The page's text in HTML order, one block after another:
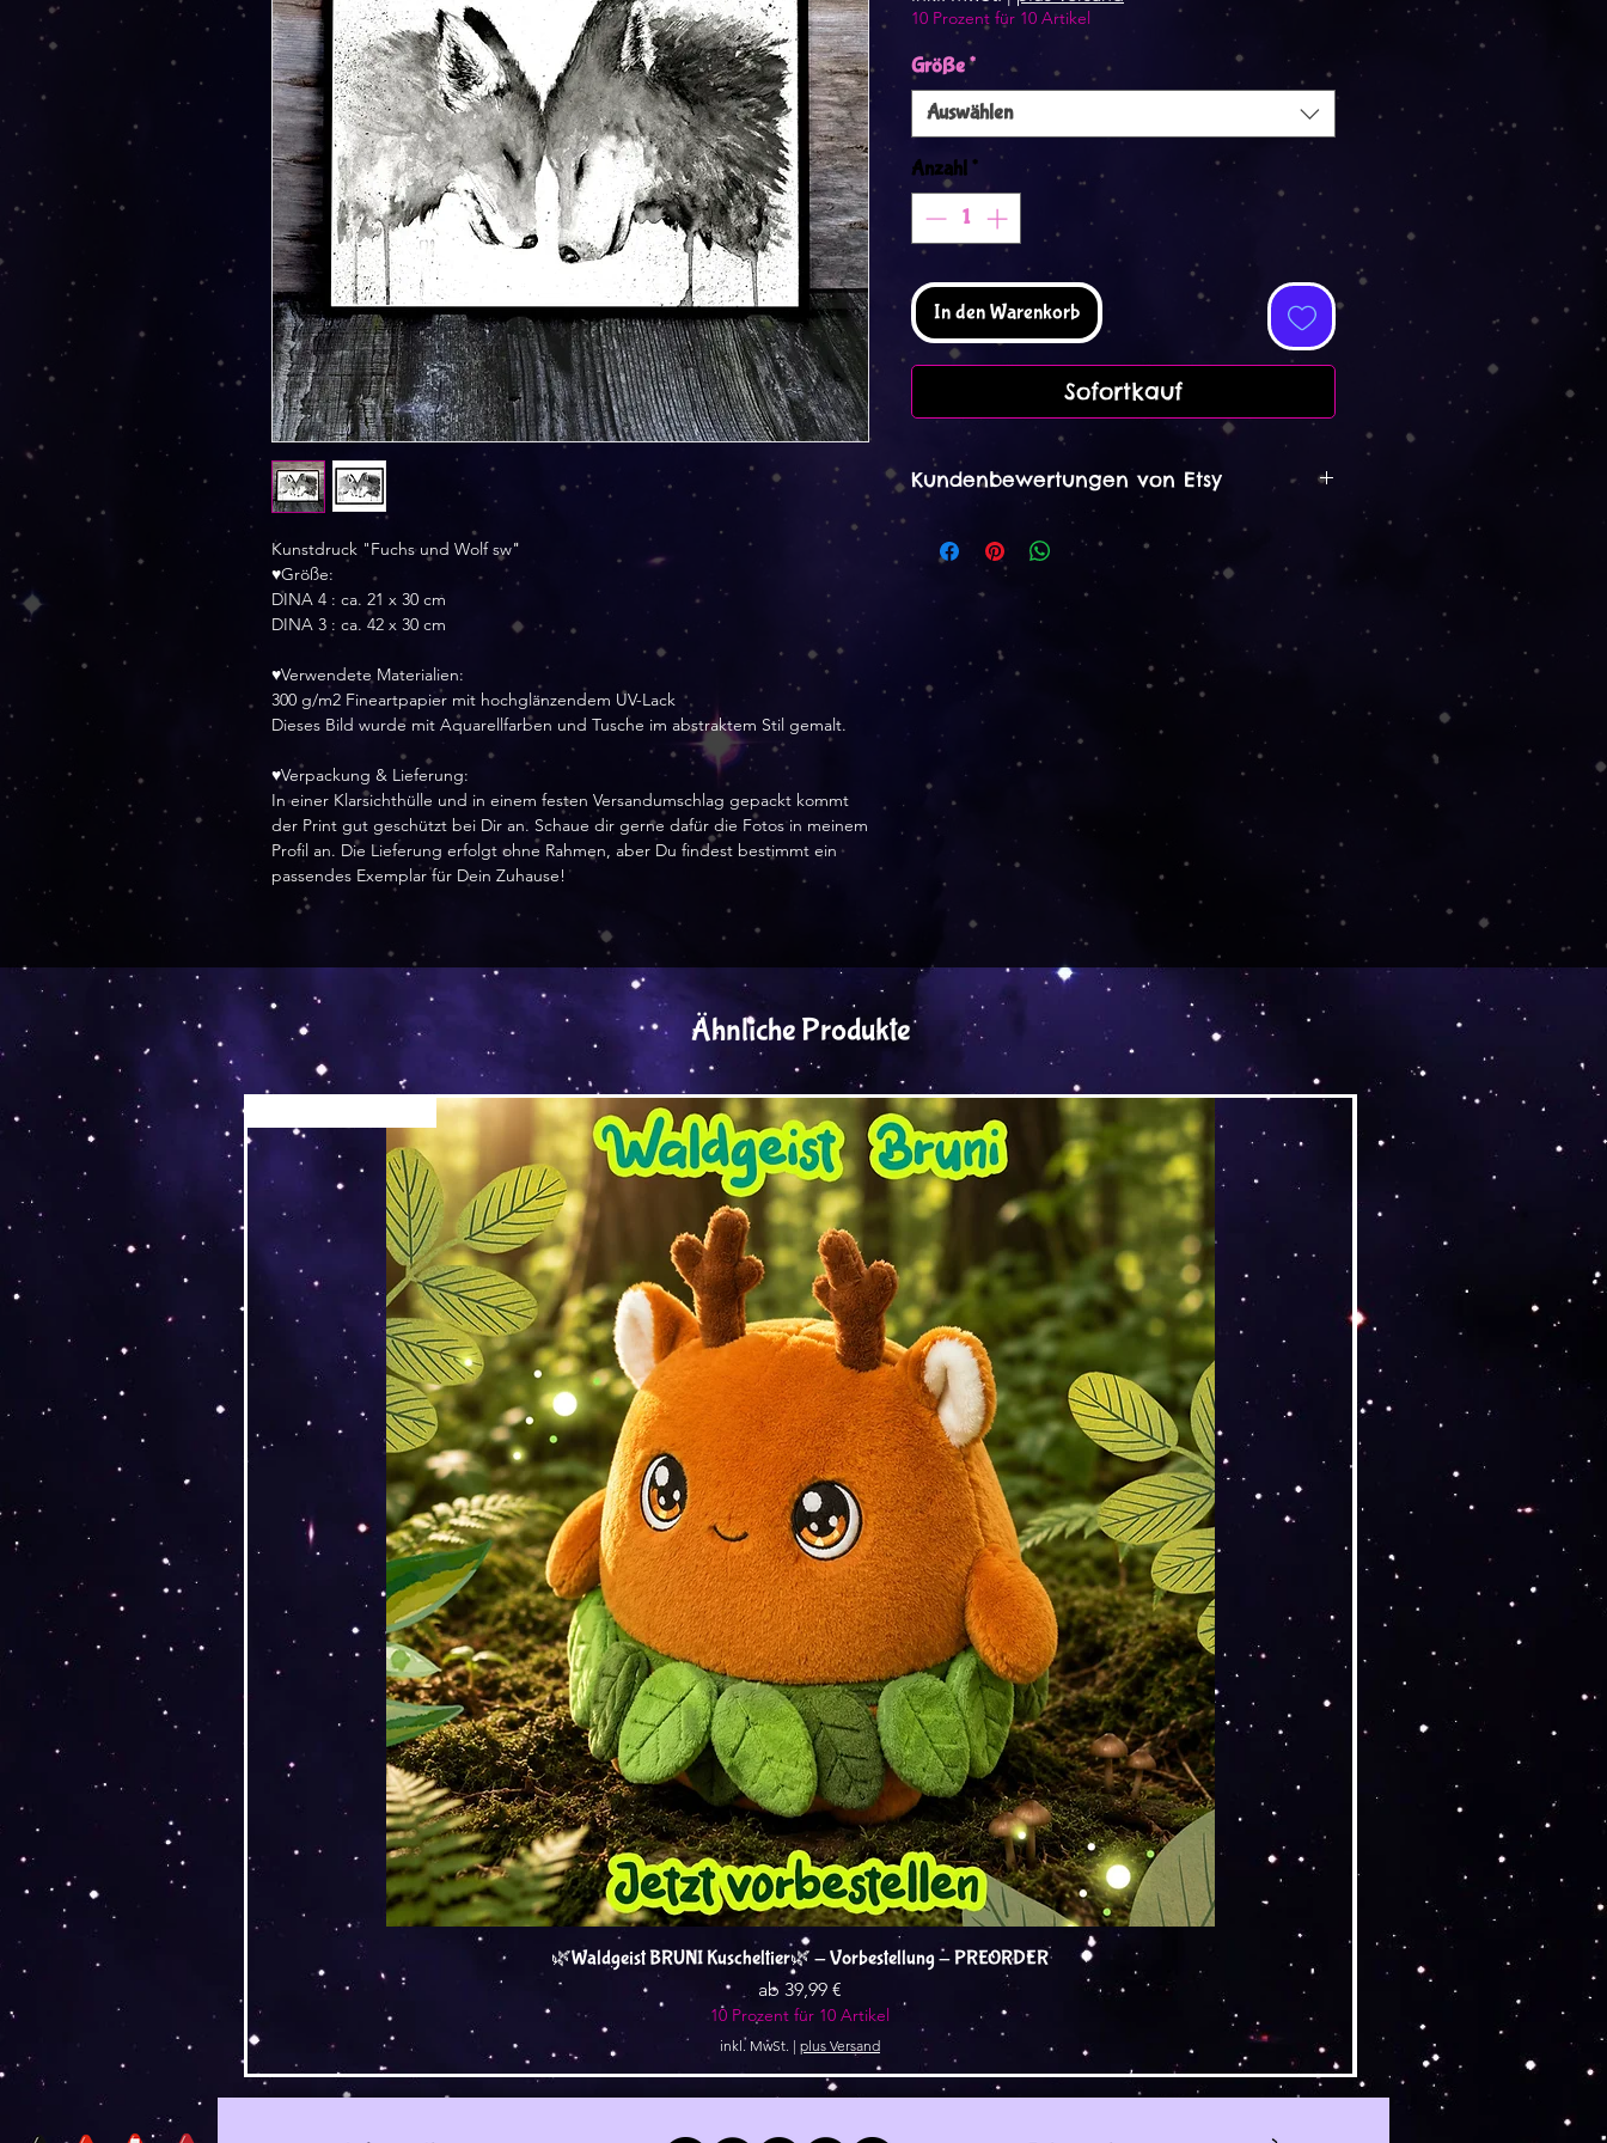
Kunstdruck "Fuchs und Wolf sw"
♥Größe:
DINA 4 : ca. 21 x 30 cm
DINA 3 : ca. 42 x 30 cm
♥Verwendete Materialien:
300 g/m2 Fineartpapier mit hochglänzendem UV-Lack
Dieses Bild wurde mit Aquarellfarben und Tusche im abstraktem Stil gemalt.
♥Verpackung & Lieferung:
In einer Klarsichthülle und in einem festen Versandumschlag gepackt kommt
der Print gut geschützt bei Dir an. Schaue dir gerne dafür die Fotos in meinem
Profil an. Die Lieferung erfolgt ohne Rahmen, aber Du findest bestimmt ein
passendes Exemplar für Dein Zuhause!
10 Prozent für 10 Artikel
Größe*
Auswählen
Anzahl*
In den Warenkorb
Sofortkauf
Kundenbewertungen von Etsy
Arita 09. Mär 2022
5 von 5 Sternen
Größe:
A4 21x29 cm
Schöner als ich erwartet hatte.
Qualität gut. Und auch sorgfältig und gut
Yvonne 08. Mär 2022
5 von 5 Sternen
Größe:
A4 21x29 cm
Alles super - gerne wieder!
Ähnliche Produkte
Schnellansicht
🌿Waldgeist BRUNI Kuscheltier🌿 - Vorbestellung - PREORDER
ab 39,99 €
Sale-Preis
10 Prozent für 10 Artikel
inkl. MwSt. | plus Versand
Versand by DruckGuru